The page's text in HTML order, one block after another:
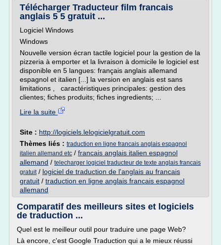
Télécharger Traducteur film francais
anglais 5 5 gratuit ...
Logiciel Windows
Windows
Nouvelle version écran tactile logiciel pour la gestion de la
pizzeria à emporter et la livraison à domicile le logiciel est
disponible en 5 langues: français anglais allemand
espagnol et italien [...] la version en anglais est sans
limitations , caractéristiques principales: gestion des
clientes; fiches produits; fiches ingredients; ...
Lire la suite
Site : http://logiciels.lelogicielgratuit.com
Thèmes liés : traduction en ligne francais anglais espagnol
italien allemand etc / francais anglais italien espagnol
allemand / telecharger logiciel traducteur de texte anglais francais
gratuit/ logiciel de traduction de l'anglais au francais
gratuit / traduction en ligne anglais francais espagnol
allemand
Comparatif des meilleurs sites et logiciels
de traduction ...
Quel est le meilleur outil pour traduire une page Web?
Là encore, c'est Google Traduction qui a le mieux réussi